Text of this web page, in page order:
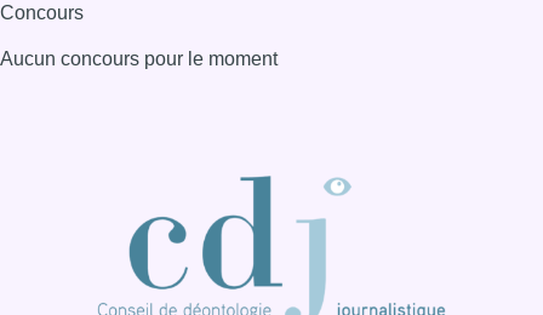
Concours
Aucun concours pour le moment